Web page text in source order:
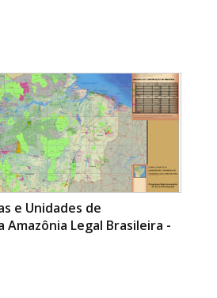
e Unidades de
Amazônia Legal Brasileira -